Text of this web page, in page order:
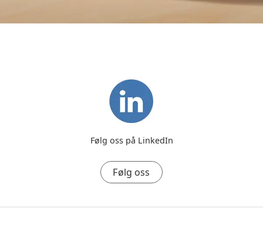
Følg oss på LinkedIn
Følg oss